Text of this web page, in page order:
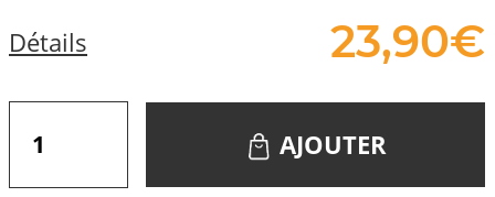
Détails 23,90€
AJOUTER